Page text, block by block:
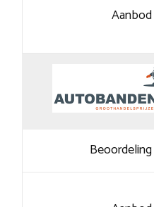
Aanbod
Beoordeling